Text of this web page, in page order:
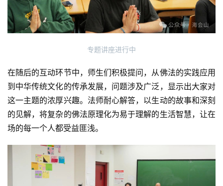
专题讲座进行中
在随后的互动环节中，师生们积极提问，从佛法的实践应用
到中华传统文化的传承发展，问题涉及广泛，显示出大家对
这一主题的浓厚兴趣。法师耐心解答，以生动的故事和深刻
的见解，将复杂的佛法原理化为易于理解的生活智慧，让在
场的每一个人都受益匪浅。